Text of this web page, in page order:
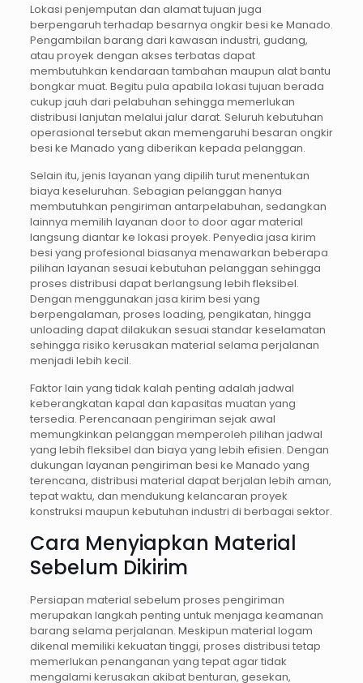
Lokasi penjemputan dan alamat tujuan juga
berpengaruh terhadap besarnya ongkir besi ke Manado.
Pengambilan barang dari kawasan industri, gudang,
atau proyek dengan akses terbatas dapat
membutuhkan kendaraan tambahan maupun alat bantu
bongkar muat. Begitu pula apabila lokasi tujuan berada
cukup jauh dari pelabuhan sehingga memerlukan
distribusi lanjutan melalui jalur darat. Seluruh kebutuhan
operasional tersebut akan memengaruhi besaran ongkir
besi ke Manado yang diberikan kepada pelanggan.
Selain itu, jenis layanan yang dipilih turut menentukan
biaya keseluruhan. Sebagian pelanggan hanya
membutuhkan pengiriman antarpelabuhan, sedangkan
lainnya memilih layanan door to door agar material
langsung diantar ke lokasi proyek. Penyedia jasa kirim
besi yang profesional biasanya menawarkan beberapa
pilihan layanan sesuai kebutuhan pelanggan sehingga
proses distribusi dapat berlangsung lebih fleksibel.
Dengan menggunakan jasa kirim besi yang
berpengalaman, proses loading, pengikatan, hingga
unloading dapat dilakukan sesuai standar keselamatan
sehingga risiko kerusakan material selama perjalanan
menjadi lebih kecil.
Faktor lain yang tidak kalah penting adalah jadwal
keberangkatan kapal dan kapasitas muatan yang
tersedia. Perencanaan pengiriman sejak awal
memungkinkan pelanggan memperoleh pilihan jadwal
yang lebih fleksibel dan biaya yang lebih efisien. Dengan
dukungan layanan pengiriman besi ke Manado yang
terencana, distribusi material dapat berjalan lebih aman,
tepat waktu, dan mendukung kelancaran proyek
konstruksi maupun kebutuhan industri di berbagai sektor.
Cara Menyiapkan Material
Sebelum Dikirim
Persiapan material sebelum proses pengiriman
merupakan langkah penting untuk menjaga keamanan
barang selama perjalanan. Meskipun material logam
dikenal memiliki kekuatan tinggi, proses distribusi tetap
memerlukan penanganan yang tepat agar tidak
mengalami kerusakan akibat benturan, gesekan,